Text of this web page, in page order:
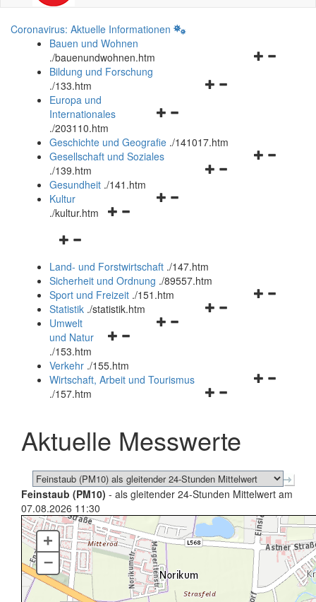
Coronavirus: Aktuelle Informationen
Bauen und Wohnen
./bauenundwohnen.htm
Navigationsmenü
Bildung und Forschung
./133.htm
Navigationsmenü
und
schließen
Europa und
Internationales
./203110.htm
Geschichte und Geografie ./141017.htm
Navigationsmenü
Gesellschaft und Soziales
./139.htm
Navigationsmenü
Gesundheit ./141.htm
Navigationsmenü
Kultur
./kultur.htm
Navigationsmenü
und
schließen
Land- und Forstwirtschaft ./147.htm
Sicherheit und Ordnung ./89557.htm
Navigationsmenü
Sport und Freizeit ./151.htm
Navigationsmenü
Statistik ./statistik.htm
Navigationsmenü
und
schließen
Umwelt
und Natur
./153.htm
Verkehr ./155.htm
Navigationsmenü
schließen
Wirtschaft, Arbeit und Tourismus
./157.htm
Aktuelle Messwerte
Feinstaub (PM10) - als gleitender 24-Stunden Mittelwert am
07.08.2026 11:30
+
–